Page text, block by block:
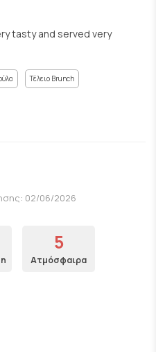
tasty and served very
Τέλειο Brunch
02/06/2026
5
Ατμόσφαιρα